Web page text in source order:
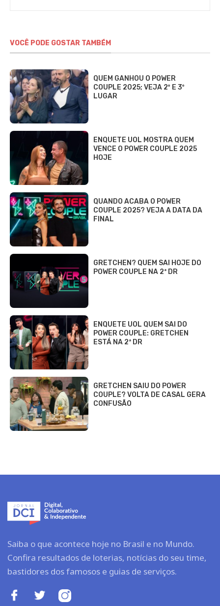
VOCÊ PODE GOSTAR TAMBÉM
QUEM GANHOU O POWER
COUPLE 2025; VEJA 2º E 3º
LUGAR
ENQUETE UOL MOSTRA QUEM
VENCE O POWER COUPLE 2025
HOJE
QUANDO ACABA O POWER
COUPLE 2025? VEJA A DATA DA
FINAL
GRETCHEN? QUEM SAI HOJE DO
POWER COUPLE NA 2ª DR
ENQUETE UOL QUEM SAI DO
POWER COUPLE: GRETCHEN
ESTÁ NA 2ª DR
GRETCHEN SAIU DO POWER
COUPLE? VOLTA DE CASAL GERA
CONFUSÃO
Saiba o que acontece hoje no Brasil e no Mundo.
Confira resultados de loterias, notícias do seu time,
bastidores dos famosos e guias de serviços.